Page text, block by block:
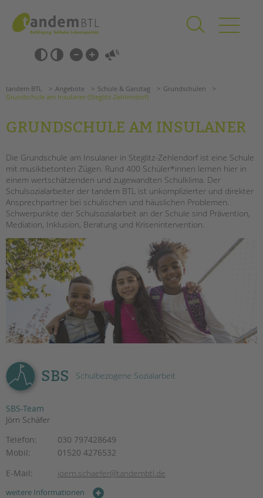
springen
Barrierefrei-
Einstellungen
überspringen
überspringen
KITA & FRÜHE HILFEN
SCHULE & GANZTAG
Oberschulen
Förderzentren
Kollegs
EFöB
Schulbezogene Sozialarbeit
HILFEN ZUR ERZIEHUNG
EINGLIEDERUNGSHILFE
BETREUTES WOHNEN
TANDEM BTL AKADEMIE
Seminarkalender
Seminarräume
STADTTEILARBEIT
PROFIL | LEITBILD
Bereiche im Überblick
Kinder- und Jugendschutz
Suchen
tandem BTL Angebote Schule & Ganztag
Grundschulen
Grundschule am Insulaner (Steglitz-Zehlendorf)
GRUNDSCHULE AM INSULANER
Die Grundschule am Insulaner in Steglitz-Zehlendorf ist eine Schule
mit musikbetonten Zügen. Rund 400 Schüler*innen lernen hier in
einem wertschätzenden und zugewandten Schulklima. Der
Schulsozialarbeiter der tandem BTL ist unkomplizierter und direkter
Ansprechpartner bei schulischen und häuslichen Problemen.
Schwerpunkte der Schulsozialarbeit an der Schule sind Prävention,
Mediation, Inklusion, Beratung und Krisenintervention.
SBS Schulbezogene Sozialarbeit
SBS-Team
Jörn Schäfer
Telefon:
030 797428649
Mobil:
01520 4276532
E-Mail:
joern.schaefer@tandembtl.de
weitere Informationen